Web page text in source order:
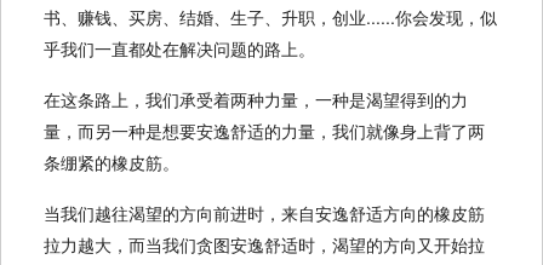
书、赚钱、买房、结婚、生子、升职，创业......你会发现，似
乎我们一直都处在解决问题的路上。
在这条路上，我们承受着两种力量，一种是渴望得到的力
量，而另一种是想要安逸舒适的力量，我们就像身上背了两
条绷紧的橡皮筋。
当我们越往渴望的方向前进时，来自安逸舒适方向的橡皮筋
拉力越大，而当我们贪图安逸舒适时，渴望的方向又开始拉